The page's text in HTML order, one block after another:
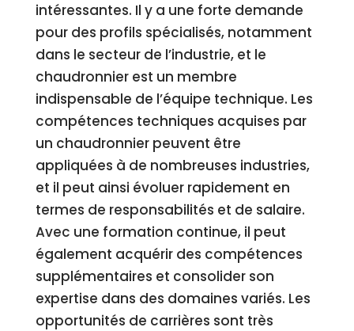
intéressantes. Il y a une forte demande
pour des profils spécialisés, notamment
dans le secteur de l’industrie, et le
chaudronnier est un membre
indispensable de l’équipe technique. Les
compétences techniques acquises par
un chaudronnier peuvent être
appliquées à de nombreuses industries,
et il peut ainsi évoluer rapidement en
termes de responsabilités et de salaire.
Avec une formation continue, il peut
également acquérir des compétences
supplémentaires et consolider son
expertise dans des domaines variés. Les
opportunités de carrières sont très